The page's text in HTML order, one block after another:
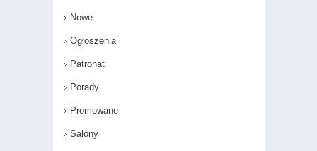
Nowe
Ogłoszenia
Patronat
Porady
Promowane
Salony